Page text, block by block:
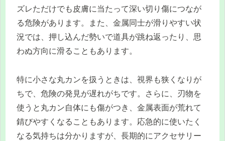
ズレただけでも皮膚に当たって深い切り傷につなが
る危険があります。また、金属同士が滑りやすい状
況では、押し込んだ勢いで道具が跳ね返ったり、思
わぬ方向に滑ることもあります。
特に小さな丸カンを扱うときは、視界も狭くなりが
ちで、危険の発見が遅れがちです。さらに、刃物を
使うと丸カン自体にも傷がつき、金属表面が荒れて
錆びやすくなることもあります。応急的に使いたく
なる気持ちは分かりますが、長期的にアクセサリー